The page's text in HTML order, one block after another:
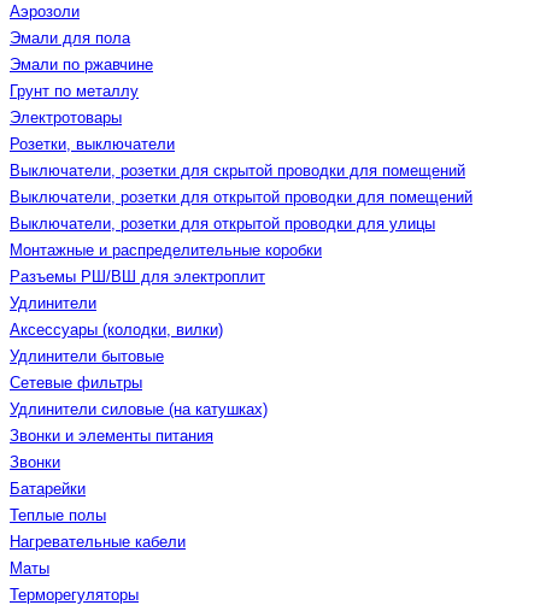
Аэрозоли
Эмали для пола
Эмали по ржавчине
Грунт по металлу
Электротовары
Розетки, выключатели
Выключатели, розетки для скрытой проводки для помещений
Выключатели, розетки для открытой проводки для помещений
Выключатели, розетки для открытой проводки для улицы
Монтажные и распределительные коробки
Разъемы РШ/ВШ для электроплит
Удлинители
Аксессуары (колодки, вилки)
Удлинители бытовые
Сетевые фильтры
Удлинители силовые (на катушках)
Звонки и элементы питания
Звонки
Батарейки
Теплые полы
Нагревательные кабели
Маты
Терморегуляторы